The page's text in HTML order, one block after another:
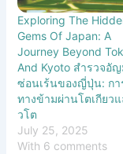
Exploring The
Gems Of Japan: A
Journey Beyond
And Kyoto สำรวจอั
ซ่อนเร้นของญี่ปุ่น: กา
ทางข้ามผ่านโตเกียวแ
วโต
July 25, 2025
With 6 comments